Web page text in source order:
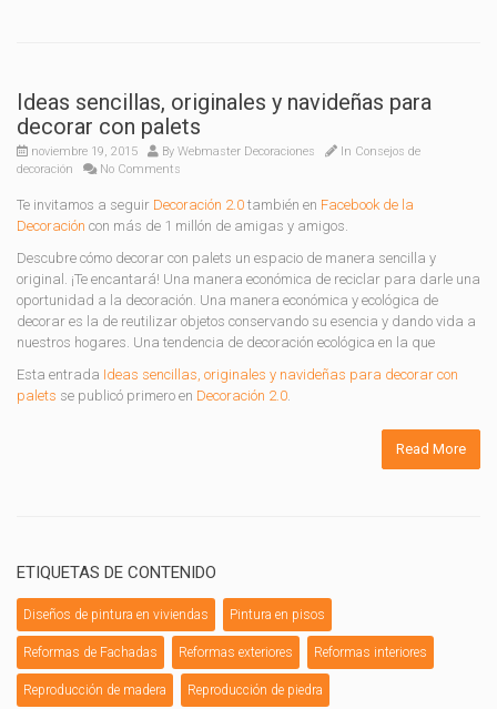
Ideas sencillas, originales y navideñas para
decorar con palets
noviembre 19, 2015 By Webmaster Decoraciones In Consejos de
decoración
No Comments
Te invitamos a seguir Decoración 2.0 también en Facebook de la
Decoración con más de 1 millón de amigas y amigos.
Descubre cómo decorar con palets un espacio de manera sencilla y
original. ¡Te encantará! Una manera económica de reciclar para darle una
oportunidad a la decoración. Una manera económica y ecológica de
decorar es la de reutilizar objetos conservando su esencia y dando vida a
nuestros hogares. Una tendencia de decoración ecológica en la que
Esta entrada Ideas sencillas, originales y navideñas para decorar con
palets se publicó primero en Decoración 2.0.
Read More
ETIQUETAS DE CONTENIDO
Diseños de pintura en viviendas Pintura en pisos
Reformas de Fachadas Reformas exteriores Reformas interiores
Reproducción de madera Reproducción de piedra